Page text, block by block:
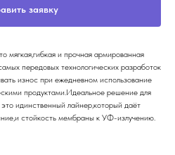
заявку
мягкая,гибкая и прочная армированная
передовых технологических разработок
износ при ежедневном использование
продуктами.Идеальное решение для
идинственный лайнер,который даёт
стойкость мембраны к УФ-излучению.